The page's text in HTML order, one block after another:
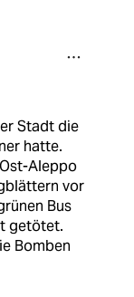
Stadt die
hatte.
Aleppo
vor
Bus
getötet.
Bomben